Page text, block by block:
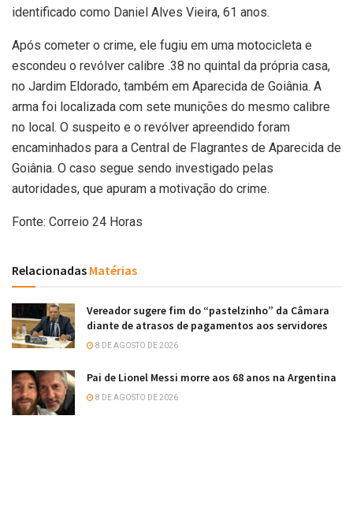
identificado como Daniel Alves Vieira, 61 anos.
Após cometer o crime, ele fugiu em uma motocicleta e
escondeu o revólver calibre .38 no quintal da própria casa,
no Jardim Eldorado, também em Aparecida de Goiânia. A
arma foi localizada com sete munições do mesmo calibre
no local. O suspeito e o revólver apreendido foram
encaminhados para a Central de Flagrantes de Aparecida de
Goiânia. O caso segue sendo investigado pelas
autoridades, que apuram a motivação do crime.
Fonte: Correio 24 Horas
Relacionadas Matérias
Vereador sugere fim do “pastelzinho” da Câmara
diante de atrasos de pagamentos aos servidores
8 DE AGOSTO DE 2026
Pai de Lionel Messi morre aos 68 anos na Argentina
8 DE AGOSTO DE 2026